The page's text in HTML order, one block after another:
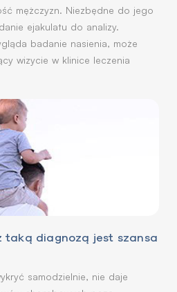
mężczyzn. Niezbędne do jego
ejakulatu do analizy.
badanie nasienia, może
wizycie w klinice leczenia
taką diagnozą jest szansa
samodzielnie, nie daje